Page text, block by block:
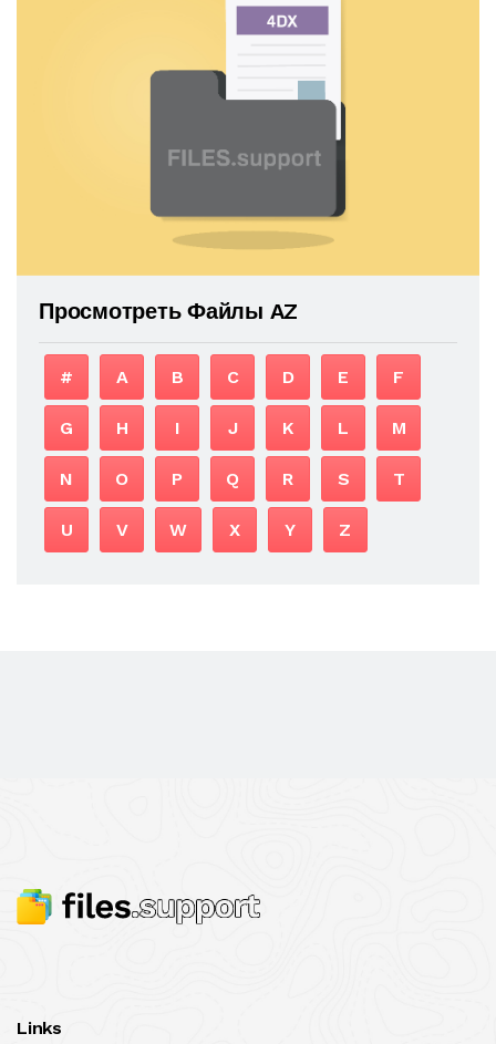
Просмотреть Файлы AZ
# A B C D E F
G H I J K L M
N O P Q R S T
U V W X Y Z
Links